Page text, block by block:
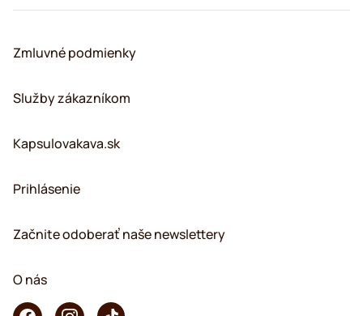
Zmluvné podmienky
Služby zákazníkom
Kapsulovakava.sk
Prihlásenie
Začnite odoberať naše newslettery
O nás